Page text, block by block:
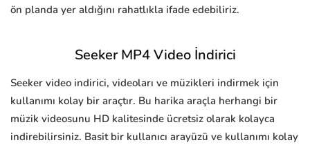
ön planda yer aldığını rahatlıkla ifade edebiliriz.
Seeker MP4 Video İndirici
Seeker video indirici, videoları ve müzikleri indirmek için
kullanımı kolay bir araçtır. Bu harika araçla herhangi bir
müzik videosunu HD kalitesinde ücretsiz olarak kolayca
indirebilirsiniz. Basit bir kullanıcı arayüzü ve kullanımı kolay